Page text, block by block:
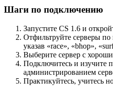
Шаги по подключению
Запустите CS 1.6 и
Отфильтруйте серверы
указав «race», «bhop»,
Выберите сервер с
Подключитесь и изучите
администрированием
Практикуйтесь, учитесь